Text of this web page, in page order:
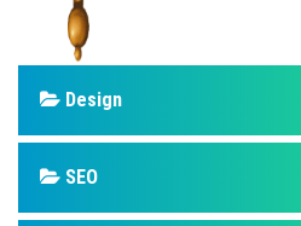
Design
SEO